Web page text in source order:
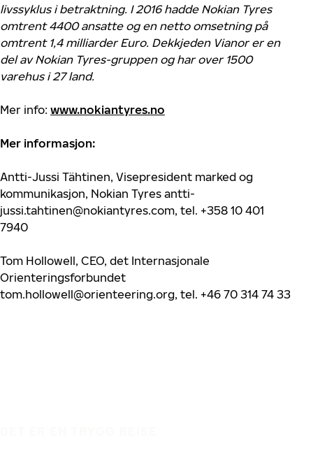
livssyklus i betraktning. I 2016 hadde Nokian Tyres
omtrent 4400 ansatte og en netto omsetning på
omtrent 1,4 milliarder Euro. Dekkjeden Vianor er en
del av Nokian Tyres-gruppen og har over 1500
varehus i 27 land.
Mer info: www.nokiantyres.no
Mer informasjon:
Antti-Jussi Tähtinen, Visepresident marked og
kommunikasjon, Nokian Tyres antti-
jussi.tahtinen@nokiantyres.com, tel. +358 10 401
7940
Tom Hollowell, CEO, det Internasjonale
Orienteringsforbundet
tom.hollowell@orienteering.org, tel. +46 70 314 74 33